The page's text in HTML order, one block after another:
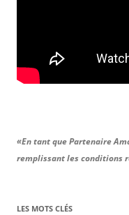
«En tant que Partenaire
remplissant les conditions
LES MOTS CLÉS